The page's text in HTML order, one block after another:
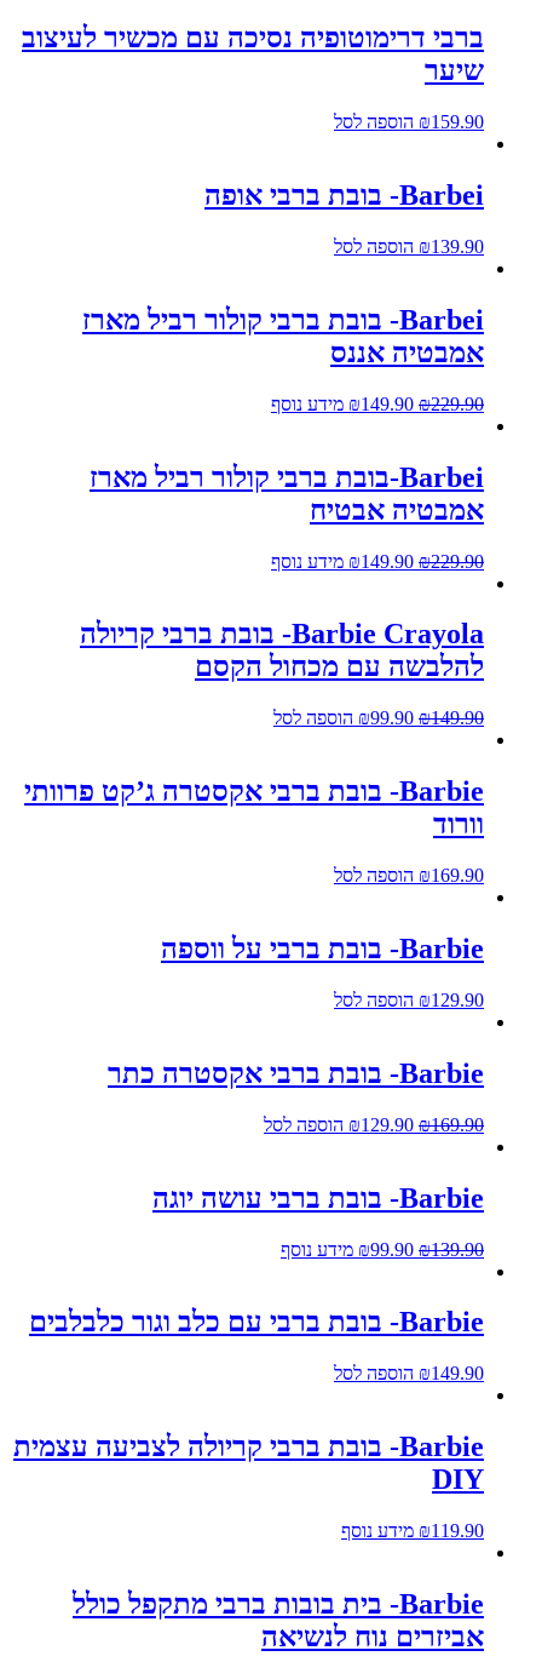
ברבי דרימוטופיה נסיכה עם מכשיר לעיצוב
שיער
₪159.90 הוספה לסל
Barbei- בובת ברבי אופה
₪139.90 הוספה לסל
Barbei- בובת ברבי קולור רביל מארז
אמבטיה אננס
₪229.90
₪149.90 מידע נוסף
Barbei-בובת ברבי קולור רביל מארז
אמבטיה אבטיח
₪229.90
₪149.90 מידע נוסף
Barbie Crayola- בובת ברבי קריולה
להלבשה עם מכחול הקסם
₪149.90
₪99.90 הוספה לסל
Barbie- בובת ברבי אקסטרה ג’קט פרוותי
וורוד
₪169.90 הוספה לסל
Barbie- בובת ברבי על ווספה
₪129.90 הוספה לסל
Barbie- בובת ברבי אקסטרה כתר
₪169.90
₪129.90 הוספה לסל
Barbie- בובת ברבי עושה יוגה
₪139.90
₪99.90 מידע נוסף
Barbie- בובת ברבי עם כלב וגור כלבלבים
₪149.90 הוספה לסל
Barbie- בובת ברבי קריולה לצביעה עצמית
DIY
₪119.90 מידע נוסף
Barbie- בית בובות ברבי מתקפל כולל
אביזרים נוח לנשיאה